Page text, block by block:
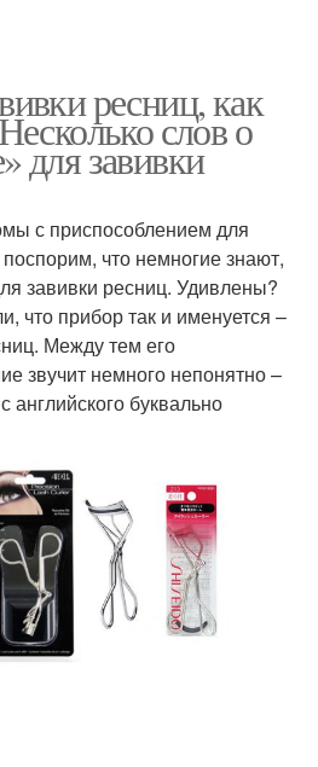
ресниц, как
слов о
для завивки
с приспособлением для
что немногие знают,
завивки ресниц. Удивлены?
что прибор так и именуется –
Между тем его
звучит немного непонятно –
английского буквально